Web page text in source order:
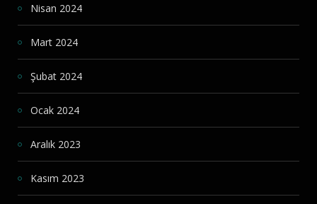
Nisan 2024
Mart 2024
Şubat 2024
Ocak 2024
Aralık 2023
Kasım 2023